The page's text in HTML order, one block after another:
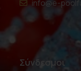
info@e-
Σύνδεσμοι